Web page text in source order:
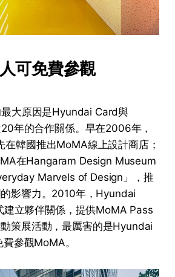
可免費參觀
大原因是Hyundai Card與
年的合作關係。早在2006年，
韓國推出MoMA線上設計商店；
在Hangaram Design Museum
Marvels of Design」，推
影響力。2010年，Hyundai
立夥伴關係，提供MoMA Pass
策展活動，最厲害的是Hyundai
參觀MoMA。